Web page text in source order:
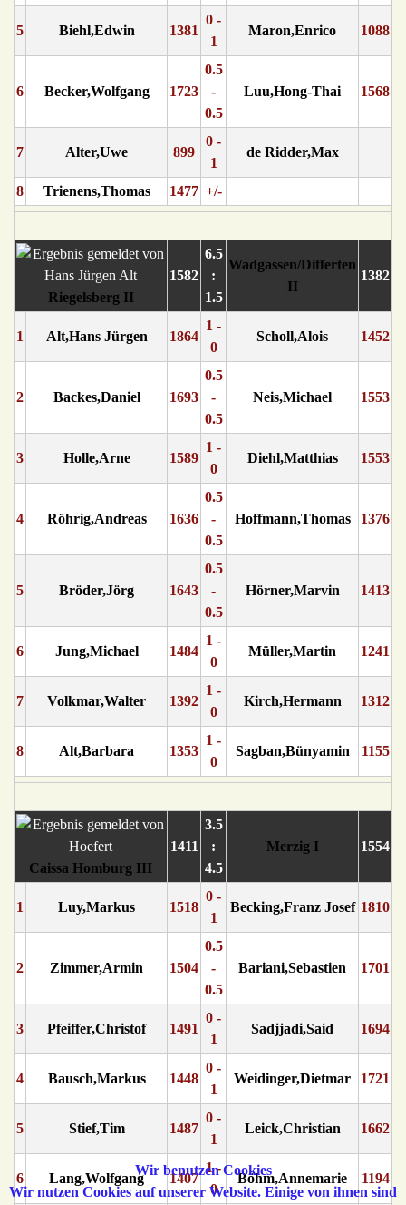
5 Biehl,Edwin 1381
0 -
1
Maron,Enrico 1088
6 Becker,Wolfgang 1723
0.5
-
0.5
Luu,Hong-Thai 1568
7 Alter,Uwe 899
0 -
1
de Ridder,Max
8 Trienens,Thomas 1477 +/-
Riegelsberg II
1582
6.5
:
1.5
Wadgassen/Differten
II
1382
1 Alt,Hans Jürgen 1864
1 -
0
Scholl,Alois 1452
2 Backes,Daniel 1693
0.5
-
0.5
Neis,Michael 1553
3 Holle,Arne 1589
1 -
0
Diehl,Matthias 1553
4 Röhrig,Andreas 1636
0.5
-
0.5
Hoffmann,Thomas 1376
5 Bröder,Jörg 1643
0.5
-
0.5
Hörner,Marvin 1413
6 Jung,Michael 1484
1 -
0
Müller,Martin 1241
7 Volkmar,Walter 1392
1 -
0
Kirch,Hermann 1312
8 Alt,Barbara 1353
1 -
0
Sagban,Bünyamin 1155
Caissa Homburg III
1411
3.5
:
4.5
Merzig I 1554
1 Luy,Markus 1518
0 -
1
Becking,Franz Josef 1810
2 Zimmer,Armin 1504
0.5
-
0.5
Bariani,Sebastien 1701
3 Pfeiffer,Christof 1491
0 -
1
Sadjjadi,Said 1694
4 Bausch,Markus 1448
0 -
1
Weidinger,Dietmar 1721
5 Stief,Tim 1487
0 -
1
Leick,Christian 1662
6 Lang,Wolfgang 1407
1 -
0
Böhm,Annemarie 1194
Wir benutzen Cookies
Wir nutzen Cookies auf unserer Website. Einige von ihnen sind